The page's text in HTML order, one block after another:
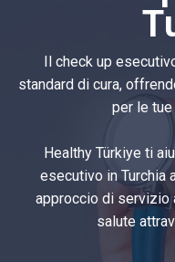
t
Il check up
standard di cura,
per le
Healthy Türkiye ti
esecutivo in Turchia
approccio di servizio
salute